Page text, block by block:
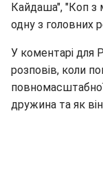
Кайдаша", "Коп з
одну з головних
У коментарі для
розповів, коли
дружина та як